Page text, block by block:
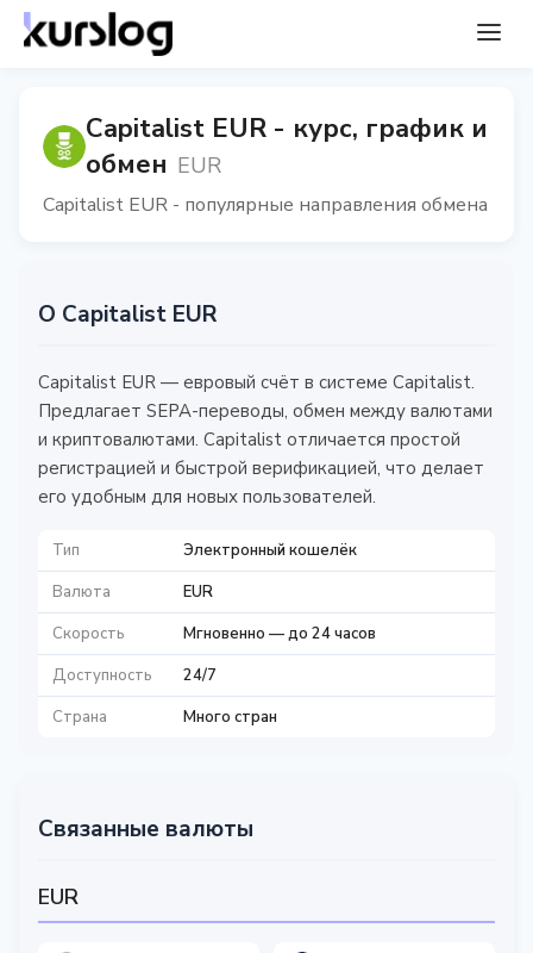
Capitalist EUR - курс, график и
обмен EUR
Capitalist EUR - популярные направления обмена
О Capitalist EUR
Capitalist EUR — евровый счёт в системе Capitalist.
Предлагает SEPA-переводы, обмен между валютами
и криптовалютами. Capitalist отличается простой
регистрацией и быстрой верификацией, что делает
его удобным для новых пользователей.
Тип
Электронный кошелёк
Валюта
EUR
Скорость
Мгновенно — до 24 часов
Доступность
24/7
Страна
Много стран
Связанные валюты
EUR